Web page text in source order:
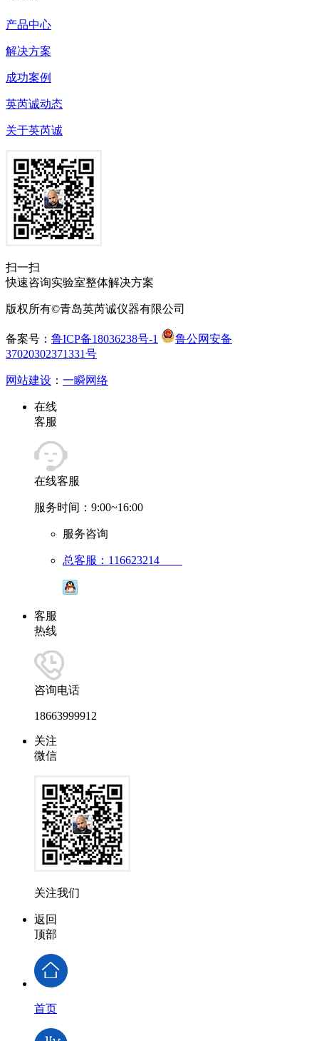
产品中心
解决方案
成功案例
英芮诚动态
关于英芮诚
扫一扫
快速咨询实验室整体解决方案
版权所有©青岛英芮诚仪器有限公司
备案号： 鲁ICP备18036238号-1
鲁公网安备
37020302371331号
网站建设 ： 一瞬网络
在线
客服
在线客服
服务时间：9:00~16:00
服务咨询
总客服：116623214
客服
热线
咨询电话
18663999912
关注
微信
关注我们
返回
顶部
首页